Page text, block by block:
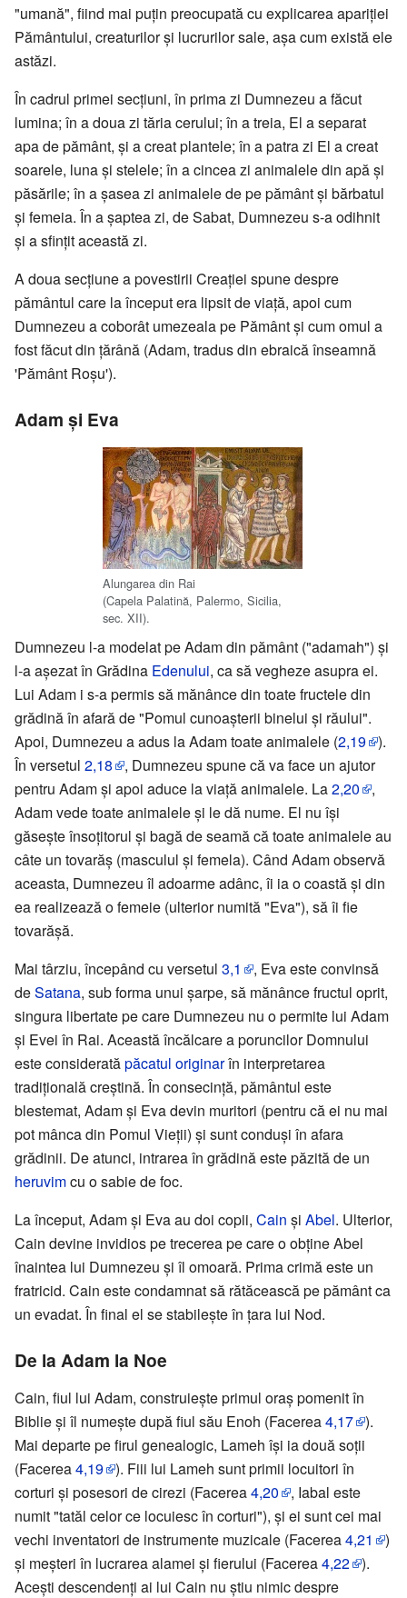
"umană", fiind mai puţin preocupată cu explicarea apariției
Pământului, creaturilor şi lucrurilor sale, aşa cum există ele
astăzi.
În cadrul primei secţiuni, în prima zi Dumnezeu a făcut
lumina; în a doua zi tăria cerului; în a treia, El a separat
apa de pământ, şi a creat plantele; în a patra zi El a creat
soarele, luna şi stelele; în a cincea zi animalele din apă şi
păsările; în a şasea zi animalele de pe pământ şi bărbatul
şi femeia. În a şaptea zi, de Sabat, Dumnezeu s-a odihnit
şi a sfinţit această zi.
A doua secţiune a povestirii Creaţiei spune despre
pământul care la început era lipsit de viaţă, apoi cum
Dumnezeu a coborât umezeala pe Pământ şi cum omul a
fost făcut din ţărână (Adam, tradus din ebraică înseamnă
'Pământ Roşu').
Adam şi Eva
Alungarea din Rai
(Capela Palatină, Palermo, Sicilia,
sec. XII).
Dumnezeu l-a modelat pe Adam din pământ ("adamah") şi
l-a aşezat în Grădina Edenului, ca să vegheze asupra ei.
Lui Adam i s-a permis să mănânce din toate fructele din
grădină în afară de "Pomul cunoaşterii binelui şi răului".
Apoi, Dumnezeu a adus la Adam toate animalele (2,19 ).
În versetul 2,18
, Dumnezeu spune că va face un ajutor
pentru Adam şi apoi aduce la viaţă animalele. La2,20
,
Adam vede toate animalele şi le dă nume. El nu îşi
găseşte însoțitorul şi bagă de seamă că toate animalele au
câte un tovarăş (masculul şi femela). Când Adam observă
aceasta, Dumnezeu îl adoarme adânc, îi ia o coastă şi din
ea realizează o femeie (ulterior numită "Eva"), să îi fie
tovarăşă.
Mai târziu, începând cu versetul 3,1
, Eva este convinsă
deSatana, sub forma unui şarpe, să mănânce fructul oprit,
singura libertate pe care Dumnezeu nu o permite lui Adam
şi Evei în Rai. Această încălcare a poruncilor Domnului
este consideratăpăcatul originarîn interpretarea
tradiţională creştină. În consecință, pământul este
blestemat, Adam şi Eva devin muritori (pentru că ei nu mai
pot mânca din Pomul Vieţii) şi sunt conduşi în afara
grădinii. De atunci, intrarea în grădină este păzită de un
heruvimcu o sabie de foc.
La început, Adam şi Eva au doi copii, Cain şi Abel. Ulterior,
Cain devine invidios pe trecerea pe care o obţine Abel
înaintea lui Dumnezeu şi îl omoară. Prima crimă este un
fratricid. Cain este condamnat să rătăcească pe pământ ca
un evadat. În final el se stabileşte în ţara lui Nod.
De la Adam la Noe
Cain, fiul lui Adam, construieşte primul oraş pomenit în
Biblie şi îl numeşte după fiul său Enoh (Facerea4,17 ).
Mai departe pe firul genealogic, Lameh îşi ia două soţii
(Facerea4,19 ). Fiii lui Lameh sunt primii locuitori în
corturi şi posesori de cirezi (Facerea4,20
, Iabal este
numit "tatăl celor ce locuiesc în corturi"), şi ei sunt cei mai
vechi inventatori de instrumente muzicale (Facerea4,21
)
şi meşteri în lucrarea alamei şi fierului (Facerea4,22 ).
Aceşti descendenţi ai lui Cain nu ştiu nimic despre